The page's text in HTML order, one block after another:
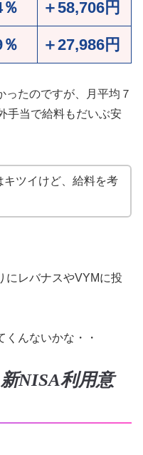
＋58,706円
＋27,986円
ったのですが、月平均７
手当で給料もだいぶ安
キツイけど、給料を考
にレバナスやVYMに投
んないかな・・
NISA利用意